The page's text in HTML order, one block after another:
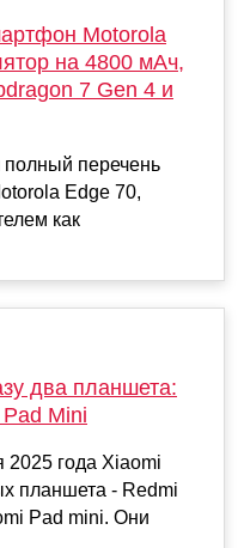
Motorola
на 4800 мАч,
7 Gen 4 и
полный перечень
Edge 70,
как
два планшета:
Mini
2025 года Xiaomi
планшета - Redmi
Pad mini. Они